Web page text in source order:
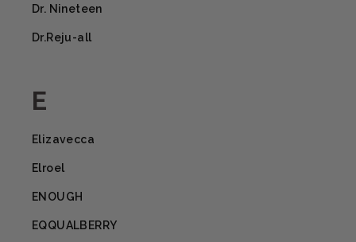
Dr. Nineteen
Dr.Reju-all
E
Elizavecca
Elroel
ENOUGH
EQQUALBERRY